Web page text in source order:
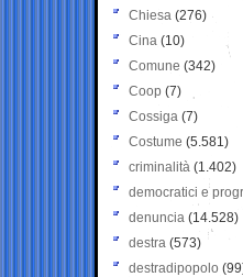
Chiesa (276)
Cina (10)
Comune (342)
Coop (7)
Cossiga (7)
Costume (5.581)
criminalità (1.402)
democratici e
denuncia (14.528)
destra (573)
destradipopolo